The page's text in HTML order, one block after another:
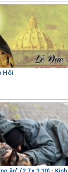
Hội
ăn" (2 Tx 3,10) -